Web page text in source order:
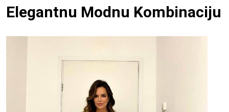
Elegantnu Modnu Kombinaciju